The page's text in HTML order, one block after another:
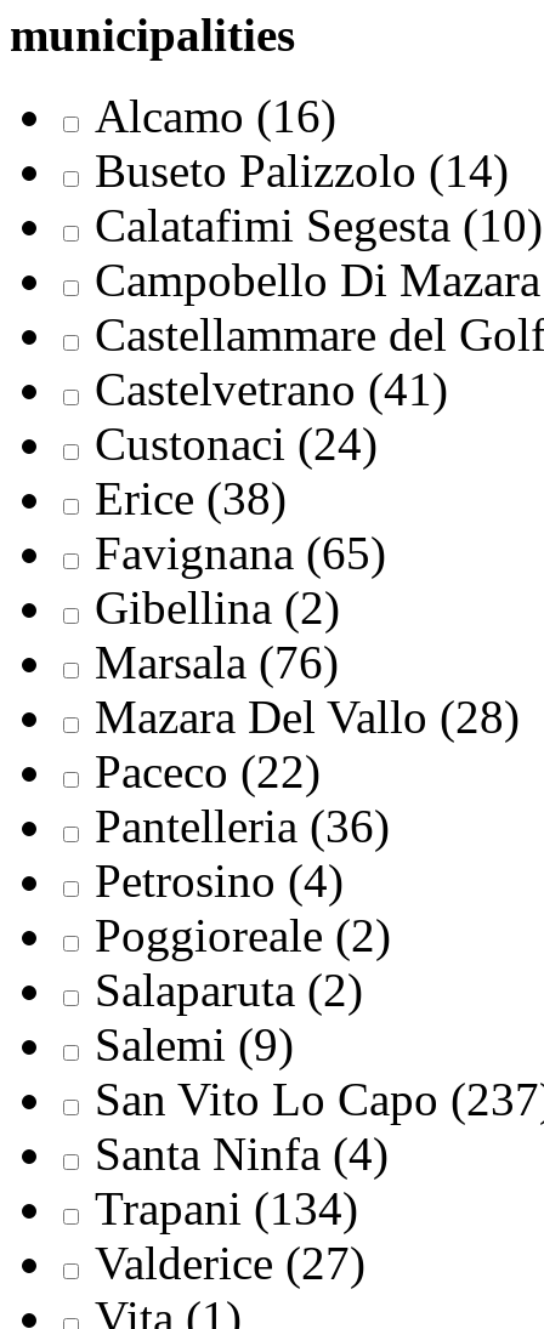
municipalities
Alcamo (16)
Buseto Palizzolo (14)
Calatafimi Segesta (10)
Campobello Di
Castellammare del
Castelvetrano (41)
Custonaci (24)
Erice (38)
Favignana (65)
Gibellina (2)
Marsala (76)
Mazara Del Vallo (28)
Paceco (22)
Pantelleria (36)
Petrosino (4)
Poggioreale (2)
Salaparuta (2)
Salemi (9)
San Vito Lo Capo
Santa Ninfa (4)
Trapani (134)
Valderice (27)
Vita (1)